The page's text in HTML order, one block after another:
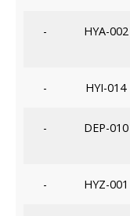
- HYA-002
- HYI-014
- DEP-010
- HYZ-001